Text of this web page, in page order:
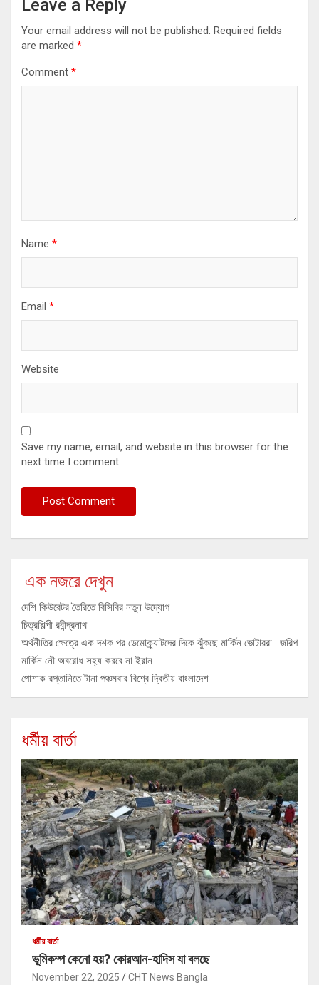
Leave a Reply
Your email address will not be published. Required fields
are marked *
Comment *
Name *
Email *
Website
Save my name, email, and website in this browser for the
next time I comment.
এক নজরে দেখুন
দেশি কিউরেটর তৈরিতে বিসিবির নতুন উদ্যোগ
চিত্রশিল্পী রবীন্দ্রনাথ
অর্থনীতির ক্ষেত্রে এক দশক পর ডেমোক্র্যাটদের দিকে ঝুঁকছে মার্কিন ভোটাররা : জরিপ
মার্কিন নৌ অবরোধ সহ্য করবে না ইরান
পোশাক রপ্তানিতে টানা পঞ্চমবার বিশ্বে দ্বিতীয় বাংলাদেশ
ধর্মীয় বার্তা
ধর্মীয় বার্তা
ভূমিকম্প কেনো হয়? কোরআন-হাদিস যা বলছে
November 22, 2025 CHT News Bangla